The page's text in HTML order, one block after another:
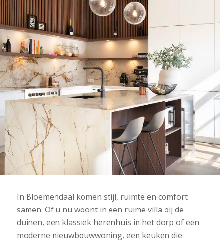
In Bloemendaal komen stijl, ruimte en comfort
samen. Of u nu woont in een ruime villa bij de
duinen, een klassiek herenhuis in het dorp of een
moderne nieuwbouwwoning, een keuken die